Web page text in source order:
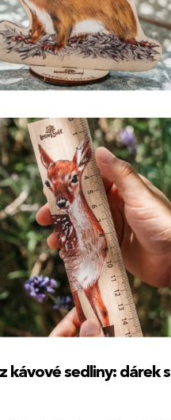
kávové sedliny: dárek s